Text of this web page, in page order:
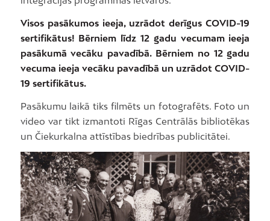
Visos pasākumos ieeja, uzrādot derīgus COVID-19
sertifikātus! Bērniem līdz 12 gadu vecumam ieeja
pasākumā vecāku pavadībā. Bērniem no 12 gadu
vecuma ieeja vecāku pavadībā un uzrādot COVID-
19 sertifikātus.
Pasākumu laikā tiks filmēts un fotografēts. Foto un
video var tikt izmantoti Rīgas Centrālās bibliotēkas
un Čiekurkalna attīstības biedrības publicitātei.